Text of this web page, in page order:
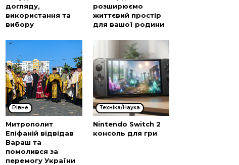
догляду,
використання та
вибору
розширюємо
життєвий простір
для вашої родини
Рівне
Митрополит
Епіфаній відвідав
Вараш та
помолився за
перемогу України
Техніка/Наука
Nintendo Switch 2
консоль для гри